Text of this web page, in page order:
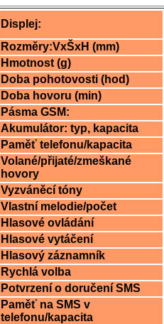
Displej:
Rozměry:VxŠxH (mm)
Hmotnost (g)
Doba pohotovosti (hod)
Doba hovoru (min)
Pásma GSM:
Akumulátor: typ, kapacita
Paměť telefonu/kapacita
Volané/přijaté/zmeškané
hovory
Vyzváněcí tóny
Vlastní melodie/počet
Hlasové ovládání
Hlasové vytáčení
Hlasový záznamník
Rychlá volba
Potvrzení o doručení SMS
Paměť na SMS v
telefonu/kapacita